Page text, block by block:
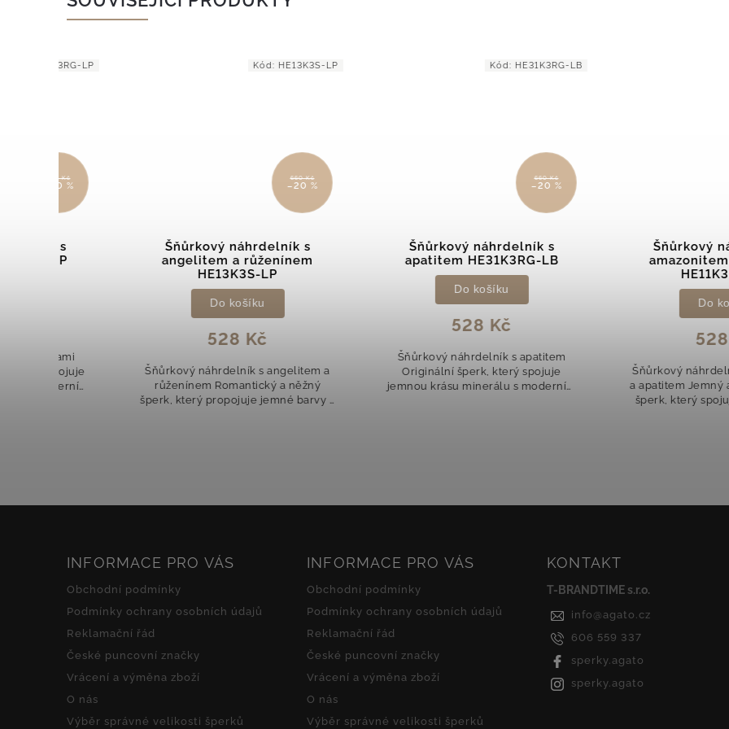
Šňůrkový náhrdelník s
angelitem a růženínem
HE13K3S-LP
528 Kč
Šňůrkový náhrdelník s angelitem a
růženínem Romantický a něžný
šperk, který propojuje jemné barvy a
HE13K3S-LP
Šňůrkový náhrdelník s
apatitem HE31K3RG-LB
528 Kč
Šňůrkový náhrdelník s apatitem
Originální šperk, který spojuje
jemnou krásu minerálu s moderním
designem. Světle modrá hedvábná
HE31K3RG-LB
Šňůrkový
amazonitem a
HE11K3RG-LB
528 Kč
Šňůrkový náhrdelník s
a apatitem Jemný a zároveň
šperk, který spojuje
INFORMACE PRO VÁS
Obchodní podmínky
Podmínky ochrany osobních údajů
Reklamační řád
České puncovní značky
Vrácení a výměna zboží
O nás
Výběr správné velikosti šperků
INFORMACE PRO VÁS
Obchodní podmínky
Podmínky ochrany osobních údajů
Reklamační řád
České puncovní značky
Vrácení a výměna zboží
O nás
Výběr správné velikosti šperků
KONTAKT
T-BRANDTIME s.r.o.
info @agato.cz
606 559 337
sperky.agato
sperky.agato